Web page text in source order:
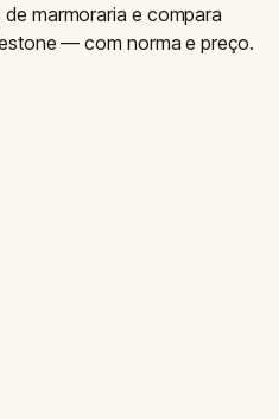
marmoraria e compara
— com norma e preço.